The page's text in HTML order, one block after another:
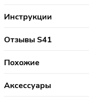
Инструкции
Отзывы S41
Похожие
Аксессуары